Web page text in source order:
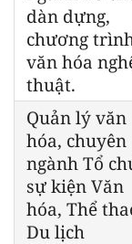
dàn dựng,
chương
văn hóa
thuật.
Quản lý văn
hóa, chuyên
ngành Tổ
sự kiện Văn
hóa, Thể
Du lịch